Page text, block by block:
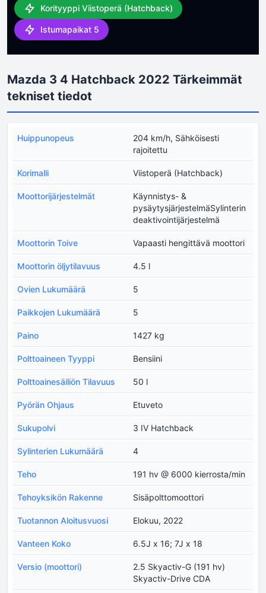
Korityyppi Viistoperä (Hatchback)
Istumapaikat 5
Mazda 3 4 Hatchback 2022 Tärkeimmät
tekniset tiedot
Huippunopeus
204 km/h, Sähköisesti
rajoitettu
Korimalli Viistoperä (Hatchback)
Moottorijärjestelmät
Käynnistys- &
pysäytysjärjestelmäSylinterin
deaktivointijärjestelmä
Moottorin Toive Vapaasti hengittävä moottori
Moottorin öljytilavuus 4.5 l
Ovien Lukumäärä 5
Paikkojen Lukumäärä 5
Paino 1427 kg
Polttoaineen Tyyppi Bensiini
Polttoainesäiliön Tilavuus 50 l
Pyörän Ohjaus Etuveto
Sukupolvi 3 IV Hatchback
Sylinterien Lukumäärä 4
Teho 191 hv @ 6000 kierrosta/min
Tehoyksikön Rakenne Sisäpolttomoottori
Tuotannon Aloitusvuosi Elokuu, 2022
Vanteen Koko 6.5J x 16; 7J x 18
Versio (moottori)
2.5 Skyactiv-G (191 hv)
Skyactiv-Drive CDA